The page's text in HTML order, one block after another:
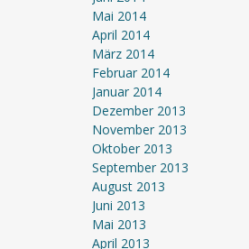
Mai 2014
April 2014
März 2014
Februar 2014
Januar 2014
Dezember 2013
November 2013
Oktober 2013
September 2013
August 2013
Juni 2013
Mai 2013
April 2013